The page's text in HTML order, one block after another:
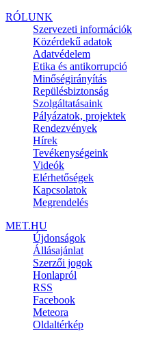
RÓLUNK
Szervezeti információk
Közérdekű adatok
Adatvédelem
Etika és antikorrupció
Minőségirányítás
Repülésbiztonság
Szolgáltatásaink
Pályázatok, projektek
Rendezvények
Hírek
Tevékenységeink
Videók
Elérhetőségek
Kapcsolatok
Megrendelés
MET.HU
Újdonságok
Állásajánlat
Szerzői jogok
Honlapról
RSS
Facebook
Meteora
Oldaltérkép